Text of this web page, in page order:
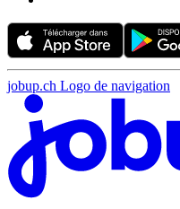
jobup.ch Logo de navigation